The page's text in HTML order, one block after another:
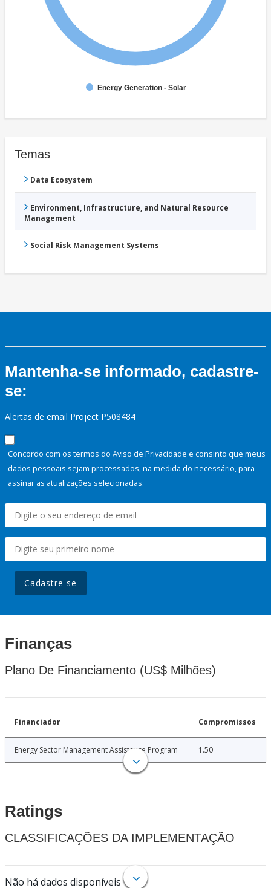
Energy Generation - Solar
Temas
Data Ecosystem
Environment, Infrastructure, and Natural Resource
Management
Social Risk Management Systems
Mantenha-se informado, cadastre-
se:
Alertas de email Project P508484
Concordo com os termos do Aviso de Privacidade e consinto que meus
dados pessoais sejam processados, na medida do necessário, para
assinar as atualizações selecionadas.
Cadastre-se
Finanças
Plano De Financiamento (US$ Milhões)
Financiador Compromissos
Energy Sector Management Assistance Program 1.50
Ratings
CLASSIFICAÇÕES DA IMPLEMENTAÇÃO
Não há dados disponíveis